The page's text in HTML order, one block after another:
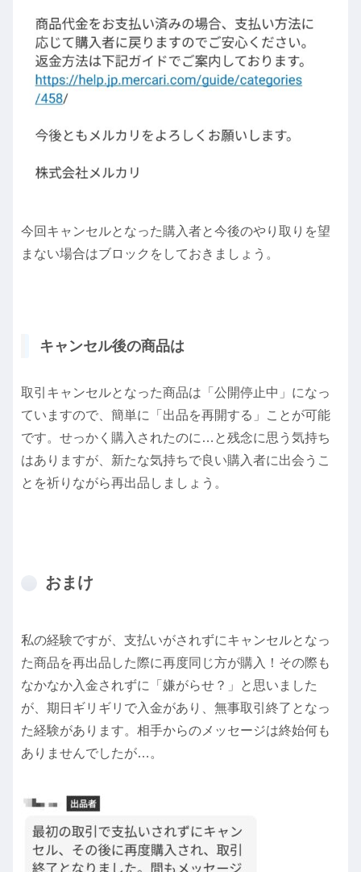
今回キャンセルとなった購入者と今後のやり取りを望
まない場合はブロックをしておきましょう。
キャンセル後の商品は
取引キャンセルとなった商品は「公開停止中」になっ
ていますので、簡単に「出品を再開する」ことが可能
です。せっかく購入されたのに…と残念に思う気持ち
はありますが、新たな気持ちで良い購入者に出会うこ
とを祈りながら再出品しましょう。
おまけ
私の経験ですが、支払いがされずにキャンセルとなっ
た商品を再出品した際に再度同じ方が購入！その際も
なかなか入金されずに「嫌がらせ？」と思いました
が、期日ギリギリで入金があり、無事取引終了となっ
た経験があります。相手からのメッセージは終始何も
ありませんでしたが…。